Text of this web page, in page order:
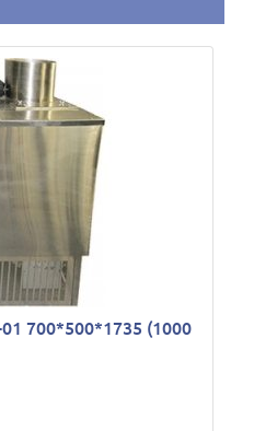
700*500*1735 (1000